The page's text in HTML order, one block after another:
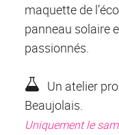
maquette de
panneau solaire
passionnés.
Un atelier
Beaujolais.
Uniquement le